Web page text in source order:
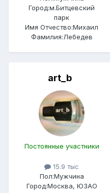
Город:м.Битцевский
парк
Имя Отчество:Михаил
Фамилия:Лебедев
art_b
Постоянные участники
15.9 тыс
Пол:Мужчина
Город:Москва, ЮЗАО